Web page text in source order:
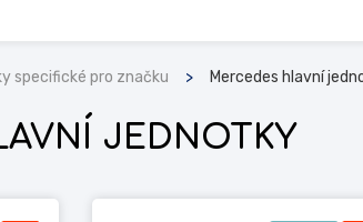
specifické pro značku Mercedes hlavní
JEDNOTKY